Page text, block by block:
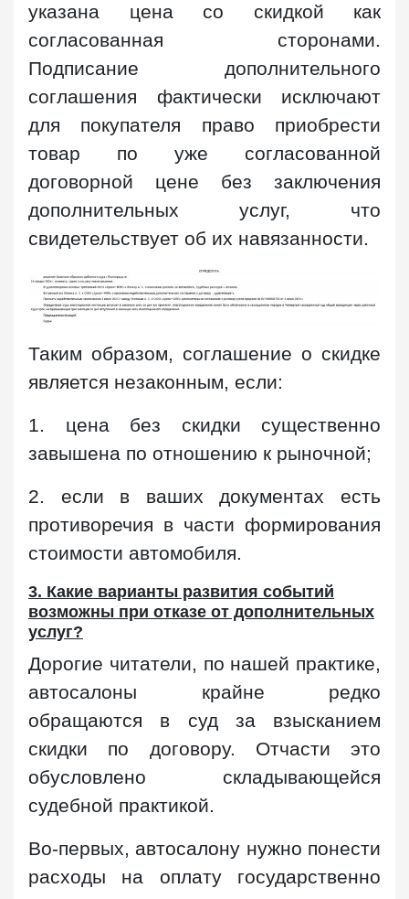
указана цена со скидкой как
согласованная сторонами.
Подписание дополнительного
соглашения фактически исключают
для покупателя право приобрести
товар по уже согласованной
договорной цене без заключения
дополнительных услуг, что
свидетельствует об их навязанности.
Таким образом, соглашение о скидке
является незаконным, если:
1. цена без скидки существенно
завышена по отношению к рыночной;
2. если в ваших документах есть
противоречия в части формирования
стоимости автомобиля.
3. Какие варианты развития событий
возможны при отказе от дополнительных
услуг?
Дорогие читатели, по нашей практике,
автосалоны крайне редко
обращаются в суд за взысканием
скидки по договору. Отчасти это
обусловлено складывающейся
судебной практикой.
Во-первых, автосалону нужно понести
расходы на оплату государственно